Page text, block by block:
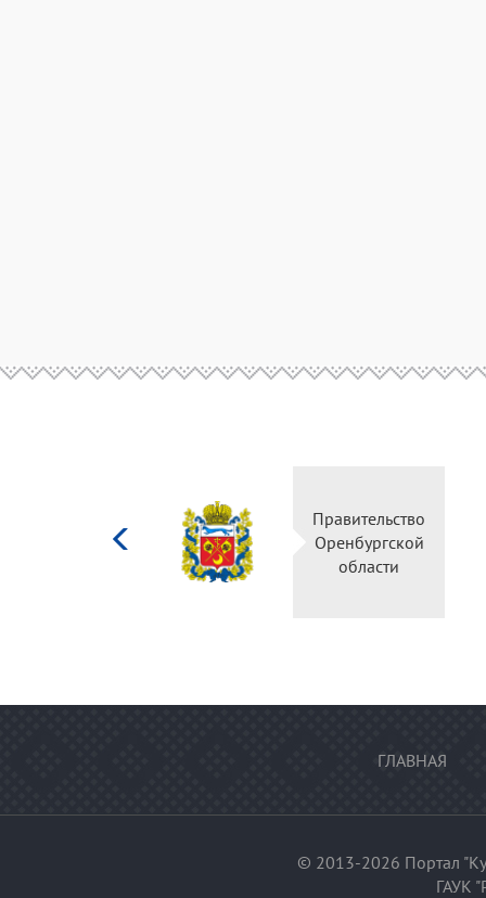
Министерство
культуры
Российской
федерации
ГЛАВНАЯ
© 2013-2026 Портал
ГАУК